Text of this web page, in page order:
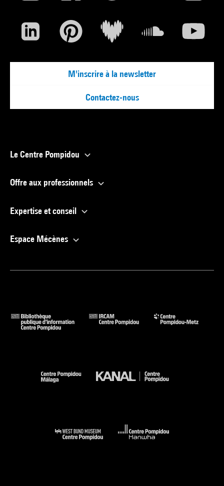
M'inscrire à la newsletter
Contactez-nous
Le Centre Pompidou
Offre aux professionnels
Expertise et conseil
Espace Mécènes